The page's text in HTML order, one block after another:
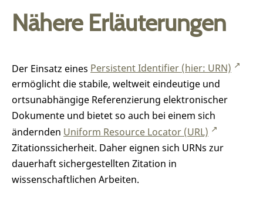
Nähere Erläuterungen
Der Einsatz eines Persistent Identifier (hier: URN)
ermöglicht die stabile, weltweit eindeutige und
ortsunabhängige Referenzierung elektronischer
Dokumente und bietet so auch bei einem sich
ändernden Uniform Resource Locator (URL)
Zitationssicherheit. Daher eignen sich URNs zur
dauerhaft sichergestellten Zitation in
wissenschaftlichen Arbeiten.